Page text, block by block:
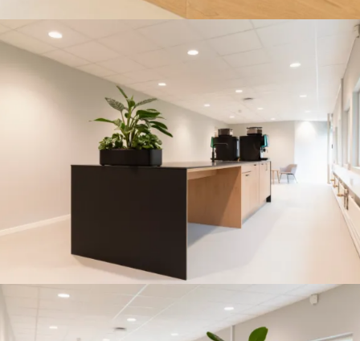
Stor kaffe station med plads til barstole